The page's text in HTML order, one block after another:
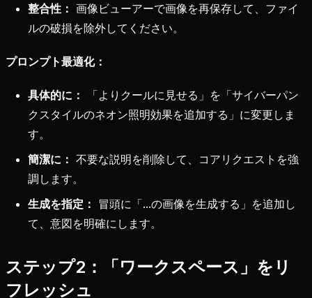
整合性： 画像ビューアーで画像を再保存して、ファイ
ルの破損を除外してください。
プロンプト最適化：
具体的に：
「よりクールに見せる」を「サイバーパン
クスタイルのネオン照明効果を追加する」に変更しま
す。
簡潔に： 不要な説明を削除して、コアリクエストを強
調します。
生成を指定：
冒頭に「...の画像を生成する」を追加し
て、意図を明確にします。
ステップ2：「ワークスペース」をリ
フレッシュ